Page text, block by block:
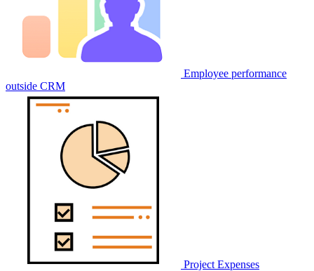
Employee performance
outside CRM
Project Expenses